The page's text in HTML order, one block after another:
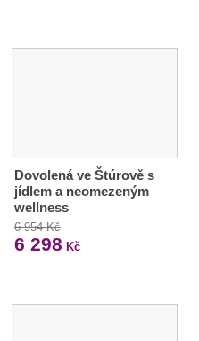
Dovolená ve Štúrově s
jídlem a neomezeným
wellness
6 954 Kč
6 298 Kč